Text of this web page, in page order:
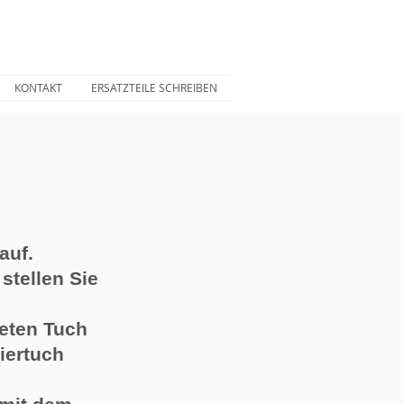
KONTAKT ERSATZTEILE SCHREIBEN
Sie
Tuch